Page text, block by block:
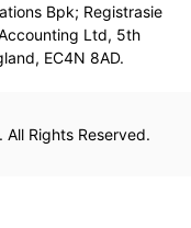
Bpk; Registrasie
Ltd, 5th
EC4N 8AD.
Rights Reserved.